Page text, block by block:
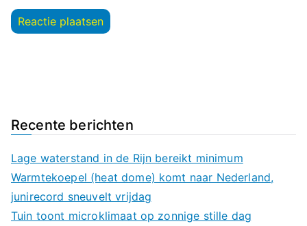
Recente berichten
Lage waterstand in de Rijn bereikt minimum
Warmtekoepel (heat dome) komt naar Nederland,
junirecord sneuvelt vrijdag
Tuin toont microklimaat op zonnige stille dag